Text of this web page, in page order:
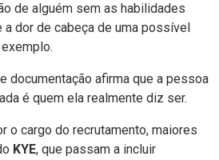
de alguém sem as habilidades
dor de cabeça de uma possível
documentação afirma que a pessoa
é quem ela realmente diz ser.
o cargo do recrutamento, maiores
KYE, que passam a incluir